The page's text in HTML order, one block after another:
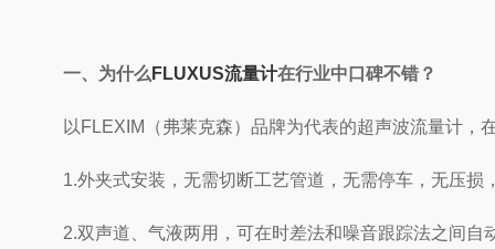
一、为什么 FLUXUS流量计在行业中口碑不错？
以FLEXIM（弗莱克森）品牌为代表的超声波流量计，
1.外夹式安装，无需切断工艺管道，无需停车，无压损
2.双声道、气液两用，可在时差法和噪音跟踪法之间自